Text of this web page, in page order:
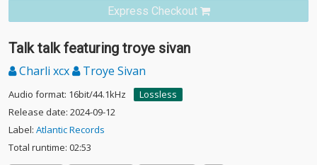
Express Checkout
Talk talk featuring troye sivan
Charli xcx Troye Sivan
Audio format: 16bit/44.1kHz
Lossless
Release date: 2024-09-12
Label: Atlantic Records
Total runtime: 02:53